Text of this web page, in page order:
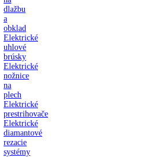
dlažbu
a
obklad
Elektrické
uhlové
brúsky
Elektrické
nožnice
na
plech
Elektrické
prestrihovače
Elektrické
diamantové
rezacie
systémy